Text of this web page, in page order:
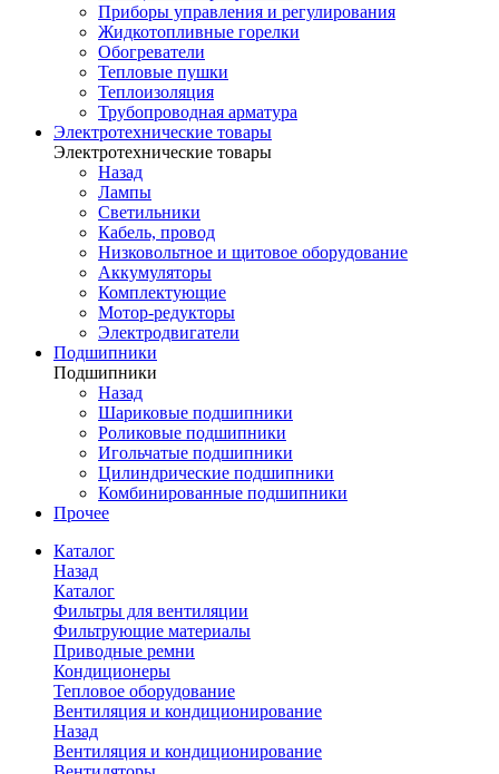
Приборы управления и регулирования
Жидкотопливные горелки
Обогреватели
Тепловые пушки
Теплоизоляция
Трубопроводная арматура
Электротехнические товары
Электротехнические товары
Назад
Лампы
Светильники
Кабель, провод
Низковольтное и щитовое оборудование
Аккумуляторы
Комплектующие
Мотор-редукторы
Электродвигатели
Подшипники
Подшипники
Назад
Шариковые подшипники
Роликовые подшипники
Игольчатые подшипники
Цилиндрические подшипники
Комбинированные подшипники
Прочее
Каталог
Назад
Каталог
Фильтры для вентиляции
Фильтрующие материалы
Приводные ремни
Кондиционеры
Тепловое оборудование
Вентиляция и кондиционирование
Назад
Вентиляция и кондиционирование